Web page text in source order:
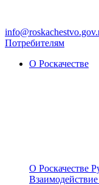
Потребителям
О Роскачестве
О Роскачестве